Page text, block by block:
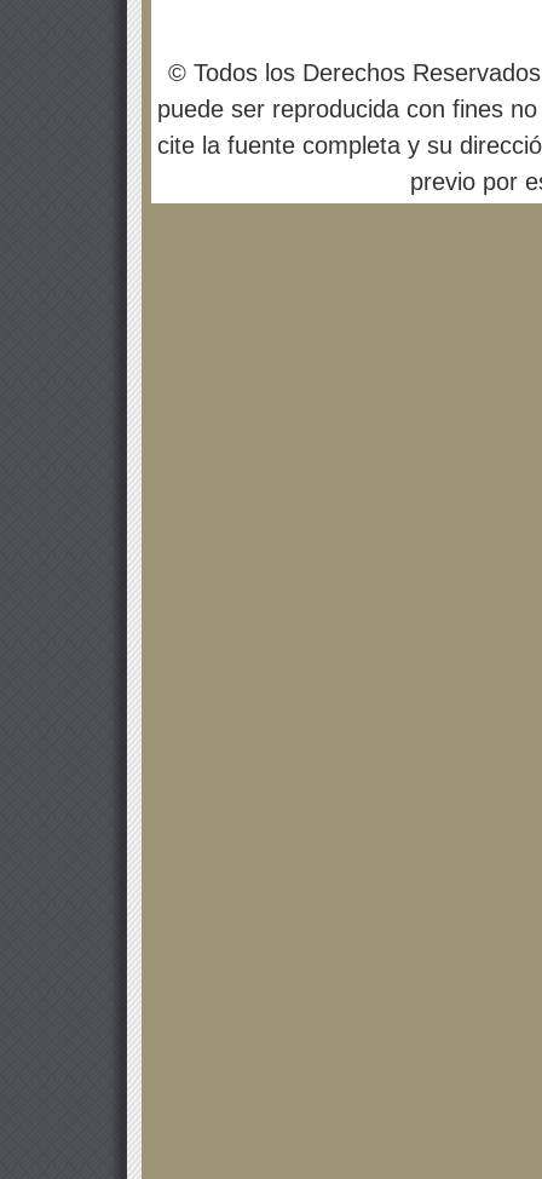
© Todos los Derechos
puede ser reproducida con fines
cite la fuente completa y su
previo por